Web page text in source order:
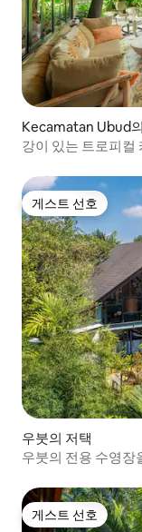
Kecamatan Ubud
강이 있는 트로피컬
게스트 선호
게스트 선호
우붓의 저택
우붓의 전용 수영장
게스트 선호
게스트 선호